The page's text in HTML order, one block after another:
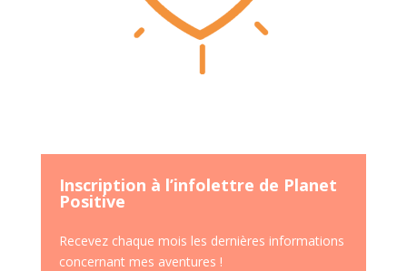
Inscription à l’infolettre de Planet
Positive
Recevez chaque mois les dernières informations
concernant mes aventures !